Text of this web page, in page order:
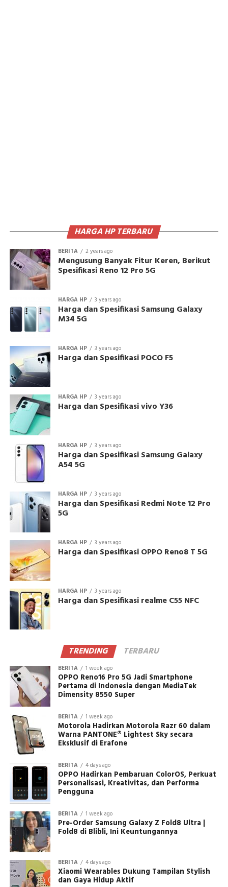
HARGA HP TERBARU
BERITA 2 years ago
Mengusung Banyak Fitur Keren, Berikut
Spesifikasi Reno 12 Pro 5G
HARGA HP 3 years ago
Harga dan Spesifikasi Samsung Galaxy
M34 5G
HARGA HP 3 years ago
Harga dan Spesifikasi POCO F5
HARGA HP 3 years ago
Harga dan Spesifikasi vivo Y36
HARGA HP 3 years ago
Harga dan Spesifikasi Samsung Galaxy
A54 5G
HARGA HP 3 years ago
Harga dan Spesifikasi Redmi Note 12 Pro
5G
HARGA HP 3 years ago
Harga dan Spesifikasi OPPO Reno8 T 5G
HARGA HP 3 years ago
Harga dan Spesifikasi realme C55 NFC
TRENDING TERBARU
BERITA 1 week ago
OPPO Reno16 Pro 5G Jadi Smartphone
Pertama di Indonesia dengan MediaTek
Dimensity 8550 Super
BERITA 1 week ago
Motorola Hadirkan Motorola Razr 60 dalam
Warna PANTONE® Lightest Sky secara
Eksklusif di Erafone
BERITA 4 days ago
OPPO Hadirkan Pembaruan ColorOS, Perkuat
Personalisasi, Kreativitas, dan Performa
Pengguna
BERITA 1 week ago
Pre-Order Samsung Galaxy Z Fold8 Ultra |
Fold8 di Blibli, Ini Keuntungannya
BERITA 4 days ago
Xiaomi Wearables Dukung Tampilan Stylish
dan Gaya Hidup Aktif